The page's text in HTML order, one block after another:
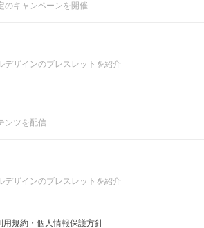
のキャンペーンを開催
デザインのブレスレットを紹介
ンツを配信
デザインのブレスレットを紹介
用規約・個人情報保護方針